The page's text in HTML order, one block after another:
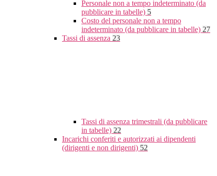
Personale non a tempo indeterminato (da
pubblicare in tabelle) 5
Costo del personale non a tempo
indeterminato (da pubblicare in tabelle) 27
Tassi di assenza 23
Tassi di assenza trimestrali (da pubblicare
in tabelle) 22
Incarichi conferiti e autorizzati ai dipendenti
(dirigenti e non dirigenti) 52